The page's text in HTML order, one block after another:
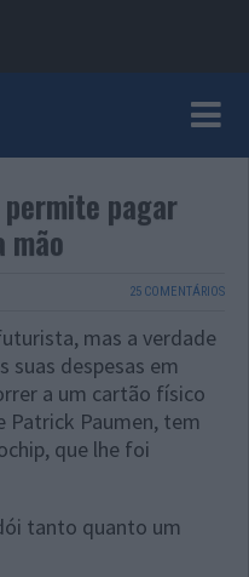
pagar
mão
25 COMENTÁRIOS
mas a verdade
suas despesas em
a um cartão físico
Patrick Paumen, tem
que lhe foi
tanto quanto um